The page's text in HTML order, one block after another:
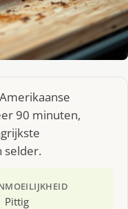
90 minuten,
selder.
MOEILIJKHEID
Pittig